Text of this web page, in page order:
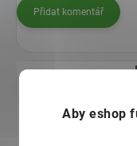
Aby eshop
Přidat komentář